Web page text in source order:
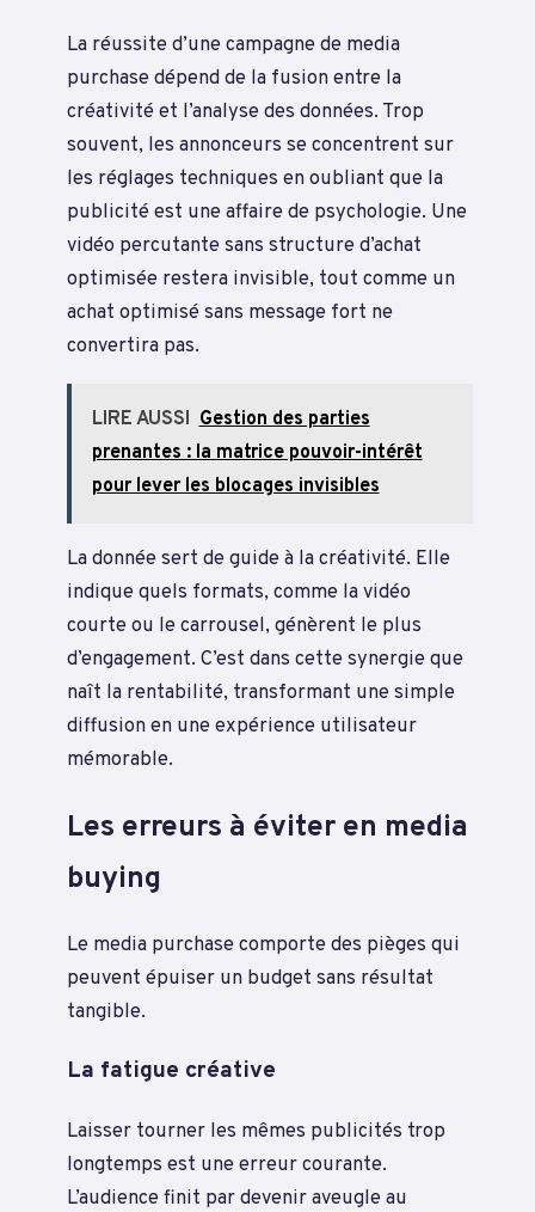
La réussite d’une campagne de media
purchase dépend de la fusion entre la
créativité et l’analyse des données. Trop
souvent, les annonceurs se concentrent sur
les réglages techniques en oubliant que la
publicité est une affaire de psychologie. Une
vidéo percutante sans structure d’achat
optimisée restera invisible, tout comme un
achat optimisé sans message fort ne
convertira pas.
LIRE AUSSI Gestion des parties
prenantes : la matrice pouvoir-intérêt
pour lever les blocages invisibles
La donnée sert de guide à la créativité. Elle
indique quels formats, comme la vidéo
courte ou le carrousel, génèrent le plus
d’engagement. C’est dans cette synergie que
naît la rentabilité, transformant une simple
diffusion en une expérience utilisateur
mémorable.
Les erreurs à éviter en media
buying
Le media purchase comporte des pièges qui
peuvent épuiser un budget sans résultat
tangible.
La fatigue créative
Laisser tourner les mêmes publicités trop
longtemps est une erreur courante.
L’audience finit par devenir aveugle au